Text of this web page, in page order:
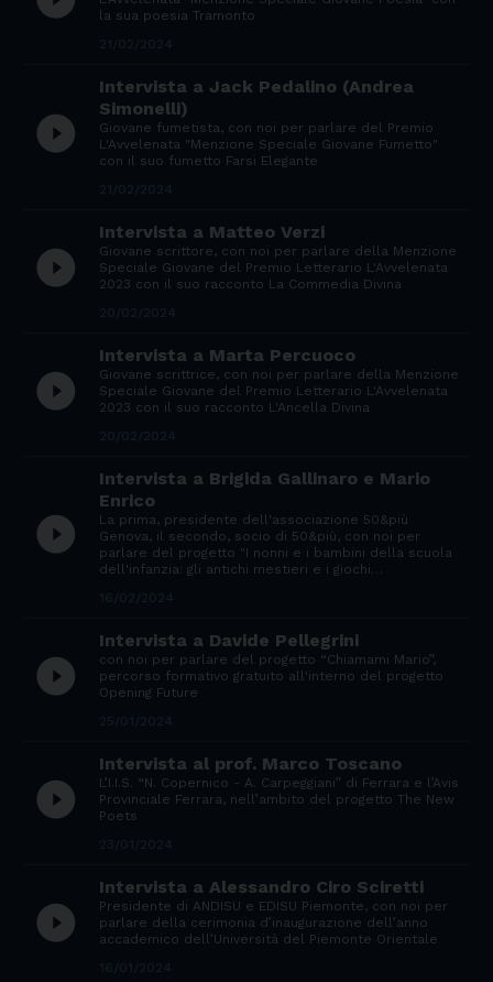
la sua poesia Tramonto
play_circle_filled
Intervista a Jack Pedalino (Andrea
Simonelli)
Giovane fumetista, con noi per parlare del Premio
L'Avvelenata "Menzione Speciale Giovane Fumetto"
con il suo fumetto Farsi Elegante
play_circle_filled
Intervista a Matteo Verzi
Giovane scrittore, con noi per parlare della Menzione
Speciale Giovane del Premio Letterario L'Avvelenata
2023 con il suo racconto La Commedia Divina
play_circle_filled
Intervista a Marta Percuoco
Giovane scrittrice, con noi per parlare della Menzione
Speciale Giovane del Premio Letterario L'Avvelenata
2023 con il suo racconto L'Ancella Divina
play_circle_filled
Intervista a Brigida Gallinaro e Mario
Enrico
La prima, presidente dell'associazione 50&più
Genova, il secondo, socio di 50&più, con noi per
parlare del progetto "I nonni e i bambini della scuola
dell'infanzia: gli antichi mestieri e i giochi…
play_circle_filled
Intervista a Davide Pellegrini
con noi per parlare del progetto “Chiamami Mario”,
percorso formativo gratuito all'interno del progetto
Opening Future
play_circle_filled
Intervista al prof. Marco Toscano
L’I.I.S. “N. Copernico - A. Carpeggiani” di Ferrara e l’Avis
Provinciale Ferrara, nell’ambito del progetto The New
Poets
play_circle_filled
Intervista a Alessandro Ciro Sciretti
Presidente di ANDISU e EDISU Piemonte, con noi per
parlare della cerimonia d’inaugurazione dell’anno
accademico dell’Università del Piemonte Orientale